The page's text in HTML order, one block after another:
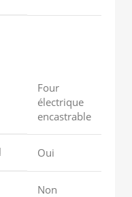
Four
électrique
encastrable
Oui
Non